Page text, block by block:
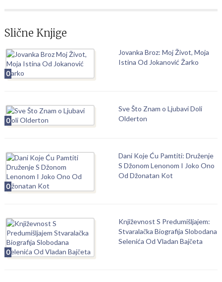
Slične Knjige
0
Jovanka Broz: Moj Život, Moja
Istina Od Jokanović Žarko
0
Sve Što Znam o Ljubavi Doli
Olderton
0
Dani Koje Ću Pamtiti: Druženje
S Džonom Lenonom I Joko Ono
Od Džonatan Kot
0
Književnost S Predumišljajem:
Stvaralačka Biografija Slobodana
Selenića Od Vladan Bajčeta